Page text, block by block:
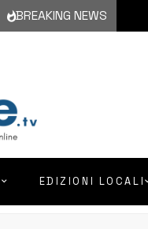
BREAKING NEWS
EDIZIONI LOCALI